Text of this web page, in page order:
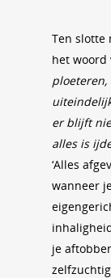
Ten slotte
het woord
ploeteren,
er blijft
alles is
‘Alles
wanneer
je